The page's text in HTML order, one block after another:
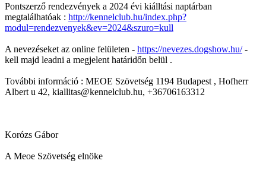
Pontszerző rendezvények a 2024 évi kiálltási naptárban
megtalálhatóak : http://kennelclub.hu/index.php?
modul=rendezvenyek&ev=2024&szuro=kull
A nevezéseket az online felületen - https://nevezes.dogshow.hu/-
kell majd leadni a megjelent határidőn belül .
További információ : MEOE Szövetség 1194 Budapest , Hofherr
Albert u 42, kiallitas@kennelclub.hu, +36706163312
Korózs Gábor
A Meoe Szövetség elnöke